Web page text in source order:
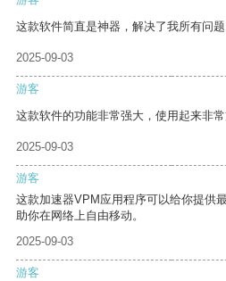
这款软件简直是神器，解决了我所有问题
2025-09-03
游客
这款软件的功能非常强大，使用起来非常
2025-09-03
游客
这款加速器VPM应用程序可以给你提供
助你在网络上自由移动。
2025-09-03
游客